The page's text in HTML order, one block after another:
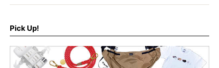
ど、内容盛りだくさんでお送りしていますので、最後まで
お見逃しなく！
Pick Up!